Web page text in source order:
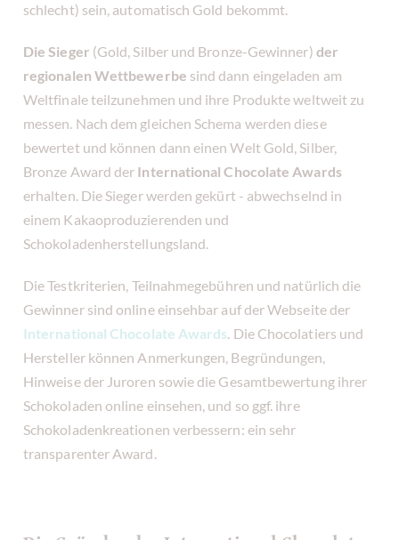
schlecht) sein, automatisch Gold bekommt.
Die Sieger (Gold, Silber und Bronze-Gewinner) der
regionalen Wettbewerbe sind dann eingeladen am
Weltfinale teilzunehmen und ihre Produkte weltweit zu
messen. Nach dem gleichen Schema werden diese
bewertet und können dann einen Welt Gold, Silber,
Bronze Award der International Chocolate Awards
erhalten. Die Sieger werden gekürt - abwechselnd in
einem Kakaoproduzierenden und
Schokoladenherstellungsland.
Die Testkriterien, Teilnahmegebühren und natürlich die
Gewinner sind online einsehbar auf der Webseite der
International Chocolate Awards. Die Chocolatiers und
Hersteller können Anmerkungen, Begründungen,
Hinweise der Juroren sowie die Gesamtbewertung ihrer
Schokoladen online einsehen, und so ggf. ihre
Schokoladenkreationen verbessern: ein sehr
transparenter Award.